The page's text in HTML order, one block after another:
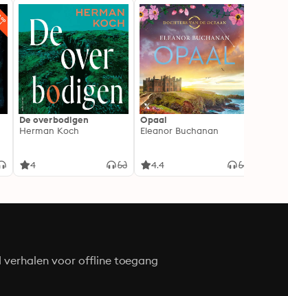
De overbodigen
Herman Koch
4
Opaal
Eleanor Buchanan
4.4
verhalen voor offline toegang